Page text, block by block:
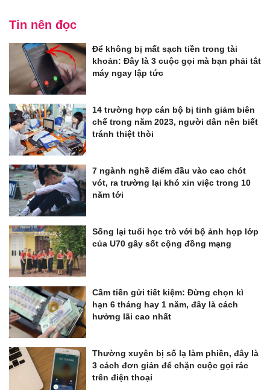
Tin nên đọc
Để không bị mất sạch tiền trong tài
khoản: Đây là 3 cuộc gọi mà bạn phải tắt
máy ngay lập tức
14 trường hợp cán bộ bị tinh giảm biên
chế trong năm 2023, người dân nên biết
tránh thiệt thòi
7 ngành nghề điểm đầu vào cao chót
vót, ra trường lại khó xin việc trong 10
năm tới
Sống lại tuổi học trò với bộ ảnh họp lớp
của U70 gây sốt cộng đồng mạng
Cầm tiền gửi tiết kiệm: Đừng chọn kì
hạn 6 tháng hay 1 năm, đây là cách
hưởng lãi cao nhất
Thường xuyên bị số lạ làm phiền, đây là
3 cách đơn giản để chặn cuộc gọi rác
trên điện thoại